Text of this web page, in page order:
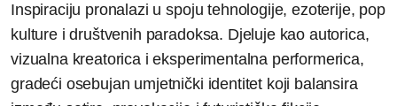
Inspiraciju pronalazi u spoju tehnologije, ezoterije, pop
kulture i društvenih paradoksa. Djeluje kao autorica,
vizualna kreatorica i eksperimentalna performerica,
gradeći osebujan umjetnički identitet koji balansira